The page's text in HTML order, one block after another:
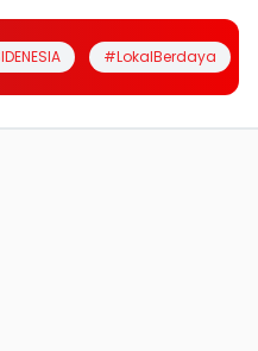
#LokalBerdaya